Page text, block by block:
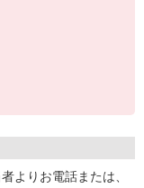
よりお電話または、